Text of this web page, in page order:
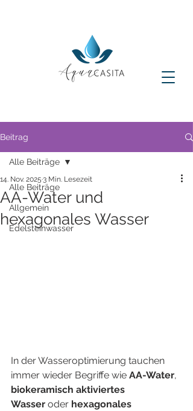
Beitrag
Alle Beiträge
Allgemein
Edelsteinwasser
Alle Beiträge
AA-Water und
hexagonales Wasser
14. Nov. 2025 3 Min. Lesezeit
In der Wasseroptimierung tauchen
immer wieder Begriffe wie AA-Water,
biokeramisch aktiviertes
Wasser oder hexagonales